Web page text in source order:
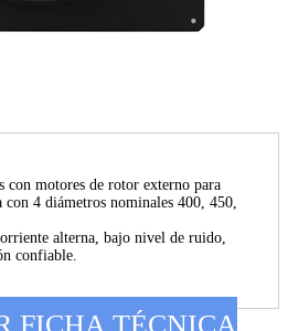
con motores de rotor externo para
4 diámetros nominales 400, 450,
alterna, bajo nivel de ruido,
confiable.